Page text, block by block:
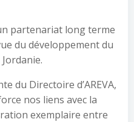
partenariat long terme
du développement du
du Directoire d’AREVA,
nos liens avec la
exemplaire entre